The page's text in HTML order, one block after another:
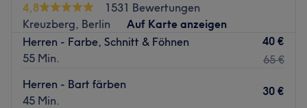
4,8
1531 Bewertungen
Kreuzberg, Berlin
Auf Karte anzeigen
Herren - Farbe, Schnitt & Föhnen
55 Min.
40 €
65 €
Herren - Bart färben
45 Min.
30 €